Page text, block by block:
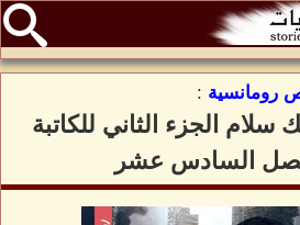
رومانسية :
سلام الجزء الثاني للكاتبة
السادس عشر